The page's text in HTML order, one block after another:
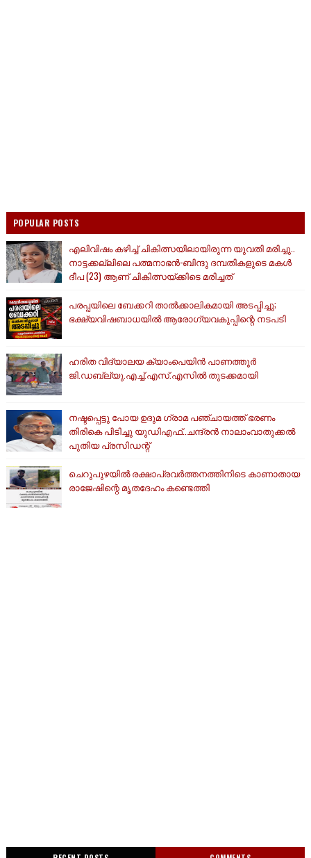
POPULAR POSTS
എലിവിഷം കഴിച്ച് ചികിത്സയിലായിരുന്ന യുവതി മരിച്ചു..
നാട്ടക്കല്ലിലെ പത്മനാഭൻ-ബിന്ദു ദമ്പതികളുടെ മകൾ
ദീപ (23) ആണ് ചികിത്സയ്ക്കിടെ മരിച്ചത്
പരപ്പയിലെ ബേക്കറി താൽക്കാലികമായി അടപ്പിച്ചു;
ഭക്ഷ്യവിഷബാധയിൽ ആരോഗ്യവകുപ്പിന്റെ നടപടി
ഹരിത വിദ്യാലയ ക്യാംപെയിൻ പാണത്തൂർ
ജി.ഡബ്ല്യു.എച്ച്.എസ്.എസിൽ തുടക്കമായി
നഷ്ടപ്പെട്ടു പോയ ഉദുമ ഗ്രാമ പഞ്ചായത്ത് ഭരണം
തിരികെ പിടിച്ചു യുഡിഎഫ്..ചന്ദ്രൻ നാലാംവാതുക്കൽ
പുതിയ പ്രസിഡന്റ്
ചെറുപുഴയിൽ രക്ഷാപ്രവർത്തനത്തിനിടെ കാണാതായ
രാജേഷിന്റെ മൃതദേഹം കണ്ടെത്തി